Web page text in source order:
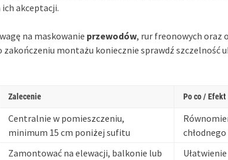
akceptacji.
na maskowanie przewodów, rur freonowych oraz
montażu koniecznie sprawdź szczelność
Zalecenie Po co / Efekt
Centralnie w pomieszczeniu,
minimum 15 cm poniżej sufitu
Zamontować na elewacji, balkonie lub